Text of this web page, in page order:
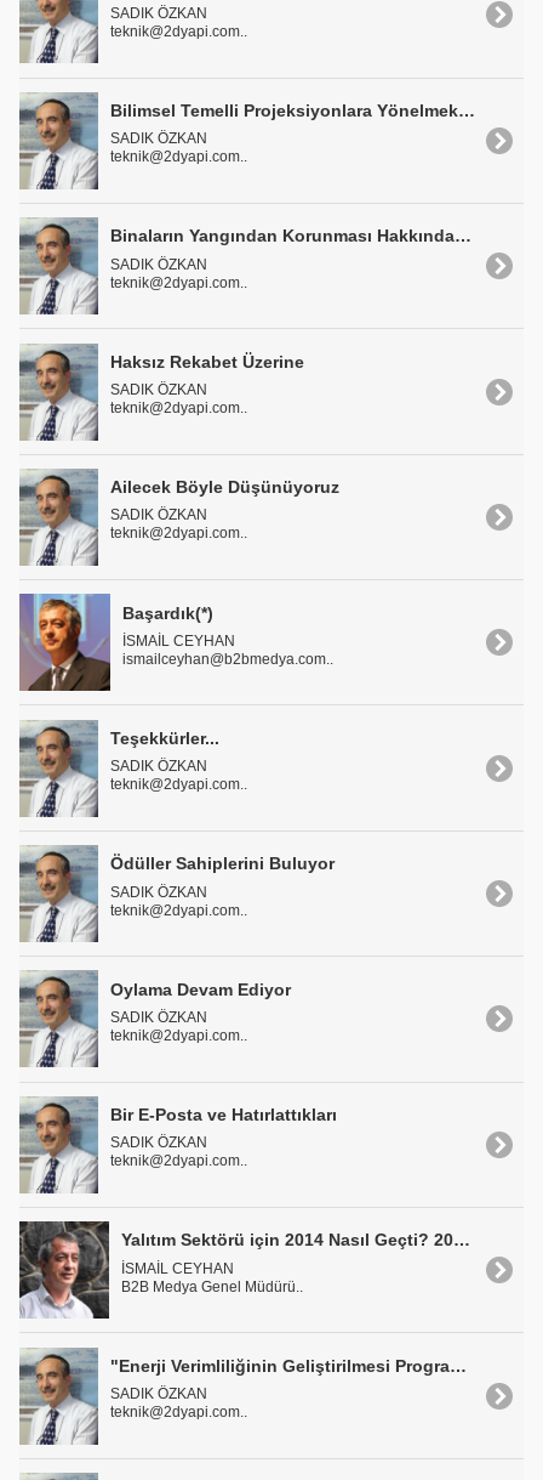
SADIK ÖZKAN
teknik@2dyapi.com..
Bilimsel Temelli Projeksiyonlara Yönelmek Gerek
SADIK ÖZKAN
teknik@2dyapi.com..
Binaların Yangından Korunması Hakkında Yönetmelik
SADIK ÖZKAN
teknik@2dyapi.com..
Haksız Rekabet Üzerine
SADIK ÖZKAN
teknik@2dyapi.com..
Ailecek Böyle Düşünüyoruz
SADIK ÖZKAN
teknik@2dyapi.com..
Başardık(*)
İSMAİL CEYHAN
ismailceyhan@b2bmedya.com..
Teşekkürler...
SADIK ÖZKAN
teknik@2dyapi.com..
Ödüller Sahiplerini Buluyor
SADIK ÖZKAN
teknik@2dyapi.com..
Oylama Devam Ediyor
SADIK ÖZKAN
teknik@2dyapi.com..
Bir E-Posta ve Hatırlattıkları
SADIK ÖZKAN
teknik@2dyapi.com..
Yalıtım Sektörü için 2014 Nasıl Geçti? 2015 Neler Getirecek?
İSMAİL CEYHAN
B2B Medya Genel Müdürü..
"Enerji Verimliliğinin Geliştirilmesi Programı" Sektör İçin Oldukça Önemli
SADIK ÖZKAN
teknik@2dyapi.com..